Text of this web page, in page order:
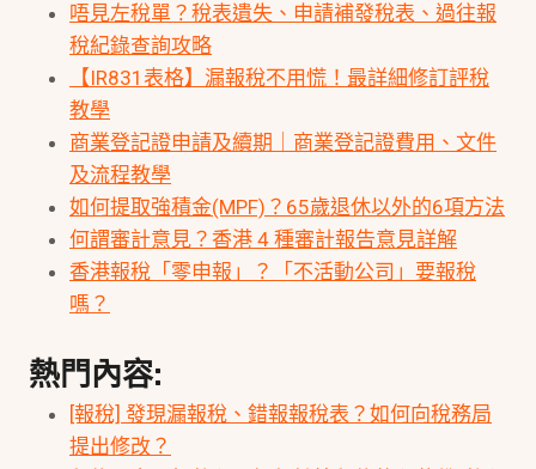
唔見左稅單？稅表遺失、申請補發稅表、過往報
稅紀錄查詢攻略
【IR831表格】漏報稅不用慌！最詳細修訂評稅
教學
商業登記證申請及續期｜商業登記證費用、文件
及流程教學
如何提取強積金(MPF)？65歲退休以外的6項方法
何謂審計意見？香港 4 種審計報告意見詳解
香港報稅「零申報」？「不活動公司」要報稅
嗎？
熱門內容:
[報稅] 發現漏報稅、錯報報稅表？如何向稅務局
提出修改？